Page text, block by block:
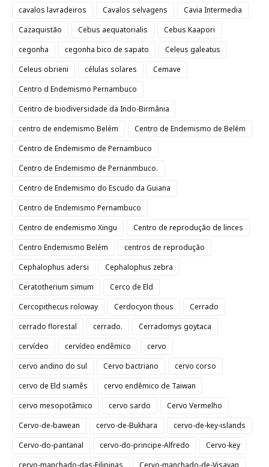
cavalos lavradeiros Cavalos selvagens
Cavia Intermedia
Cazaquistão
Cebus aequatorialis
Cebus Kaapori
cegonha
cegonha bico de sapato
Celeus galeatus
Celeus obrieni
células solares
Cemave
Centro d Endemismo Pernambuco
Centro de biodiversidade da Indo-Birmânia
centro de endemismo Belém
Centro de Endemismo de Belém
Centro de Endemismo de Pernambuco
Centro de Endemismo de Pernanmbuco.
Centro de Endemismo do Escudo da Guiana
Centro de Endemismo Pernambuco
Centro de endemismo Xingu
Centro de reprodução de linces
Centro Endemismo Belém
centros de reprodução
Cephalophus adersi
Cephalophus zebra
Ceratotherium simum
Cerco de Eld
Cercopithecus roloway
Cerdocyon thous
Cerrado
cerrado florestal
cerrado.
Cerradomys goytaca
cervídeo
cervídeo endêmico
cervo
cervo andino do sul
Cervo bactriano
cervo corso
cervo de Eld siamês
cervo endêmico de Taiwan
cervo mesopotâmico
cervo sardo
Cervo Vermelho
Cervo-de-bawean
cervo-de-Bukhara
cervo-de-key-islands
Cervo-do-pantanal
cervo-do-principe-Alfredo
Cervo-key
cervo-manchado-das-Filipinas
Cervo-manchado-de-Visayan